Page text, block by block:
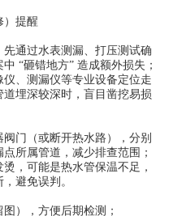
）提醒
通过水表测漏、打压测试确
“砸错地方” 造成额外损失；
、测漏仪等专业设备定位走
埋深较深时，盲目凿挖易损
门（或断开热水路），分别
所属管道，减少排查范围；
，可能是热水管保温不足，
避免误判。
），方便后期检测；